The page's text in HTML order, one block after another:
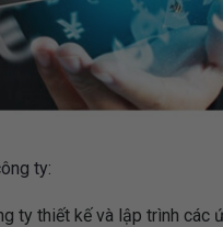
ty:
ty thiết kế và lập trình các